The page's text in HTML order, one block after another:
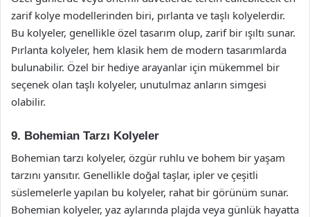
zarif kolye modellerinden biri, pırlanta ve taşlı kolyelerdir.
Bu kolyeler, genellikle özel tasarım olup, zarif bir ışıltı sunar.
Pırlanta kolyeler, hem klasik hem de modern tasarımlarda
bulunabilir. Özel bir hediye arayanlar için mükemmel bir
seçenek olan taşlı kolyeler, unutulmaz anların simgesi
olabilir.
9. Bohemian Tarzı Kolyeler
Bohemian tarzı kolyeler, özgür ruhlu ve bohem bir yaşam
tarzını yansıtır. Genellikle doğal taşlar, ipler ve çeşitli
süslemelerle yapılan bu kolyeler, rahat bir görünüm sunar.
Bohemian kolyeler, yaz aylarında plajda veya günlük hayatta